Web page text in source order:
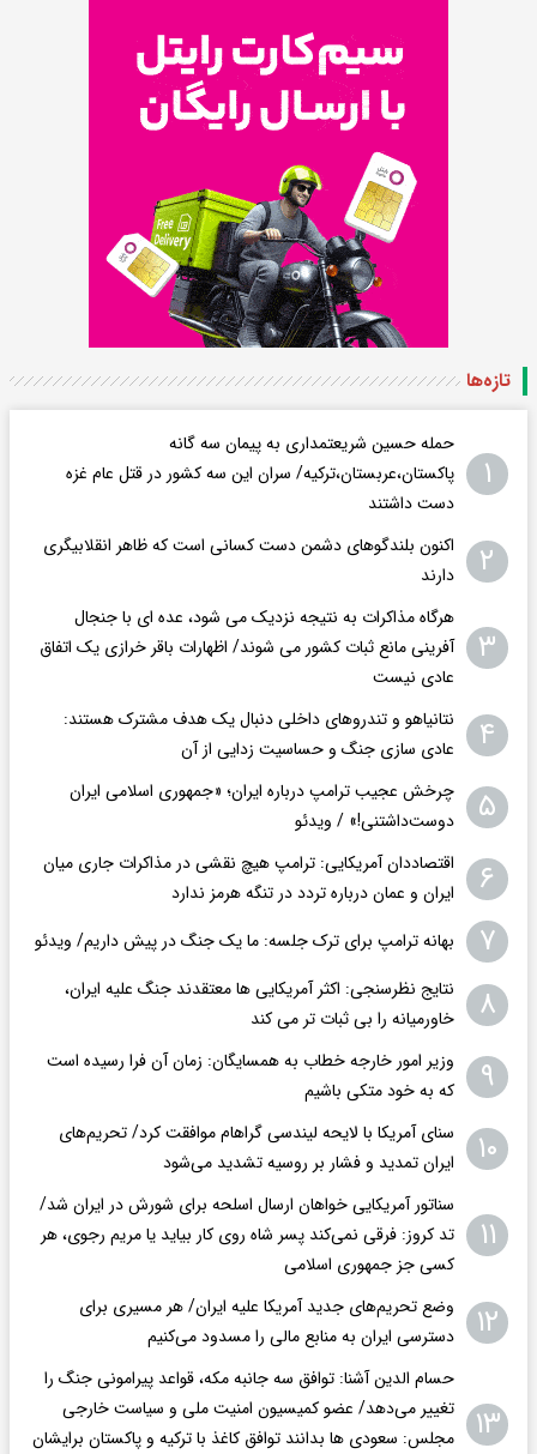
تازه‌ها
۱
حمله حسین شریعتمداری به پیمان سه گانه
پاکستان،عربستان،ترکیه/ سران این سه کشور در قتل عام غزه
دست داشتند
۲
اکنون بلندگوهای دشمن دست کسانی است که ظاهر انقلابیگری
دارند
۳
هرگاه مذاکرات به نتیجه نزدیک می شود، عده ای با جنجال
آفرینی مانع ثبات کشور می شوند/ اظهارات باقر خرازی یک اتفاق
عادی نیست
۴
نتانیاهو و تندروهای داخلی دنبال یک هدف مشترک هستند:
عادی سازی جنگ و حساسیت زدایی از آن
۵
چرخش عجیب ترامپ درباره ایران؛ «جمهوری اسلامی ایران
دوست‌داشتنی!» / ویدئو
۶
اقتصاددان آمریکایی: ترامپ هیچ نقشی در مذاکرات جاری میان
ایران و عمان درباره تردد در تنگه هرمز ندارد
۷ بهانه ترامپ برای ترک جلسه: ما یک جنگ در پیش داریم/ ویدئو
۸
نتایج نظرسنجی: اکثر آمریکایی ها معتقدند جنگ علیه ایران،
خاورمیانه را بی ثبات تر می کند
۹
وزیر امور خارجه خطاب به همسایگان: زمان آن فرا رسیده است
که به خود متکی باشیم
۱۰
سنای آمریکا با لایحه لیندسی گراهام موافقت کرد/ تحریم‌های
ایران تمدید و فشار بر روسیه تشدید می‌شود
۱۱
سناتور آمریکایی خواهان ارسال اسلحه برای شورش در ایران شد/
تد کروز: فرقی نمی‌کند پسر شاه روی کار بیاید یا مریم رجوی، هر
کسی جز جمهوری اسلامی
۱۲
وضع تحریم‌های جدید آمریکا علیه ایران/ هر مسیری برای
دسترسی ایران به منابع مالی را مسدود می‌کنیم
۱۳
حسام الدین آشنا: توافق سه جانبه مکه، قواعد پیرامونی جنگ را
تغییر می‌دهد/ عضو کمیسیون امنیت ملی و سیاست خارجی
مجلس: سعودی ها بدانند توافق کاغذ با ترکیه و پاکستان برایشان